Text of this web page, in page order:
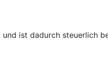
ist dadurch steuerlich